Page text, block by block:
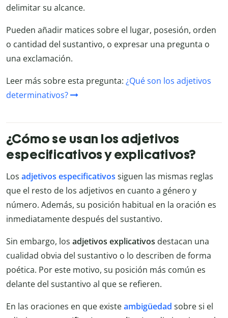
delimitar su alcance.
Pueden añadir matices sobre el lugar, posesión, orden
o cantidad del sustantivo, o expresar una pregunta o
una exclamación.
Leer más sobre esta pregunta: ¿Qué son los adjetivos
determinativos?
¿Cómo se usan los adjetivos
especificativos y explicativos?
Los adjetivos especificativos siguen las mismas reglas
que el resto de los adjetivos en cuanto a género y
número. Además, su posición habitual en la oración es
inmediatamente después del sustantivo.
Sin embargo, los adjetivos explicativos destacan una
cualidad obvia del sustantivo o lo describen de forma
poética. Por este motivo, su posición más común es
delante del sustantivo al que se refieren.
En las oraciones en que existeambigüedad sobre si el